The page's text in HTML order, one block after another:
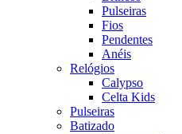
Pulseiras
Fios
Pendentes
Anéis
Relógios
Calypso
Celta Kids
Pulseiras
Batizado